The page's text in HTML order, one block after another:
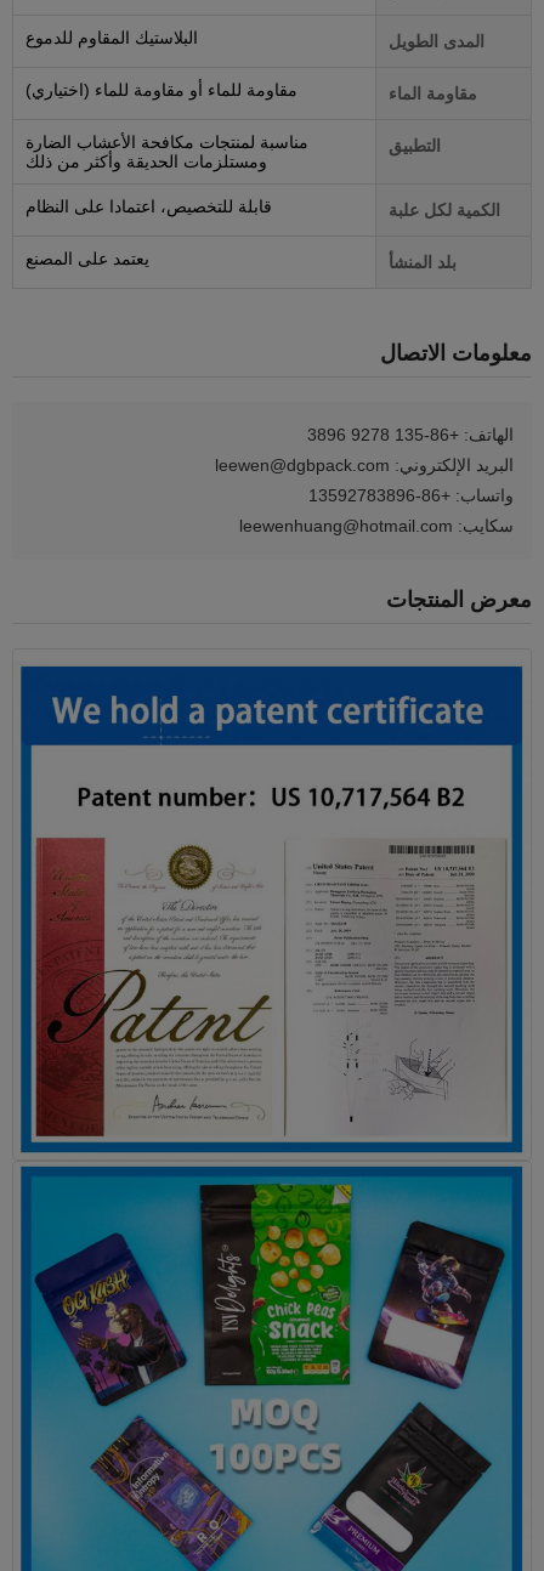
المدى الطويل البلاستيك المقاوم للدموع
مقاومة الماء مقاومة للماء أو مقاومة للماء (اختياري)
التطبيق
مناسبة لمنتجات مكافحة الأعشاب الضارة
ومستلزمات الحديقة وأكثر من ذلك
الكمية لكل علبة قابلة للتخصيص، اعتمادا على النظام
بلد المنشأ يعتمد على المصنع
معلومات الاتصال
الهاتف: +86-135 9278 3896
البريد الإلكتروني: leewen@dgbpack.com
واتساب: +86-13592783896
سكايب: leewenhuang@hotmail.com
معرض المنتجات